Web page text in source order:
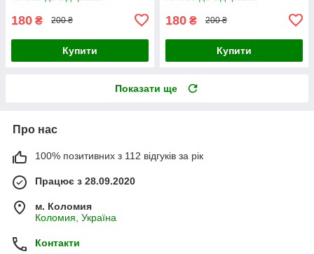
180 ₴ 200 ₴
Купити
180 ₴ 200 ₴
Купити
Показати ще
Про нас
100% позитивних з 112 відгуків за рік
Працює з 28.09.2020
м. Коломия
Коломия, Україна
Контакти